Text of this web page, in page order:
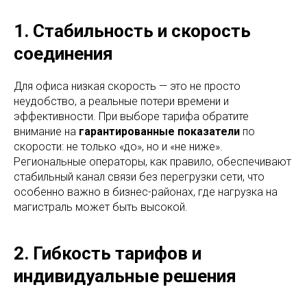
1. Стабильность и скорость
соединения
Для офиса низкая скорость — это не просто
неудобство, а реальные потери времени и
эффективности. При выборе тарифа обратите
внимание на гарантированные показатели по
скорости: не только «до», но и «не ниже».
Региональные операторы, как правило, обеспечивают
стабильный канал связи без перегрузки сети, что
особенно важно в бизнес-районах, где нагрузка на
магистраль может быть высокой.
2. Гибкость тарифов и
индивидуальные решения